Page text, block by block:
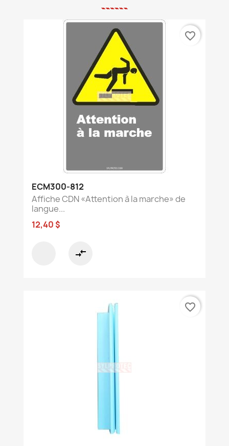
ECM300-812
Affiche CDN «Attention à la marche» de
langue...
12,40 $
compare_arrows
favorite_border
favorite_border